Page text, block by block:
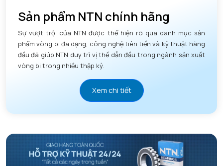
Sản phẩm NTN chính hãng
Sự vượt trội của NTN được thể hiện rõ qua danh mục sản
phẩm vòng bi đa dạng, công nghệ tiên tiến và kỹ thuật hàng
đầu đã giúp NTN duy trì vị thế dẫn đầu trong ngành sản xuất
vòng bi trong nhiều thập kỷ.
Xem chi tiết